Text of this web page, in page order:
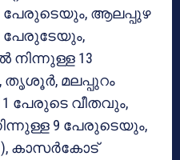
പേരുടെയും, ആലപ്പുഴ
പേരുടേയും,
13
തൃശൂര്‍, മലപ്പുറം
പേരുടെ വീതവും,
9 പേരുടെയും,
കാസര്‍കോട്